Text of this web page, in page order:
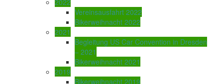
2022
Vereinsausfahrt 2022
Bikerweihnacht 2022
2021
Begleitung US Car Convention in Dresden
– 2021
Bikerweihnacht 2021
2019
Bikerweihnacht 2019